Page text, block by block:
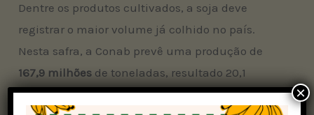
Dentre os produtos cultivados, a soja deve
registrar o maior volume já colhido no país.
Nesta safra, a Conab prevê uma produção de
167,9 milhões de toneladas, resultado 20,1
milhões de toneladas superior à safra passada.
×